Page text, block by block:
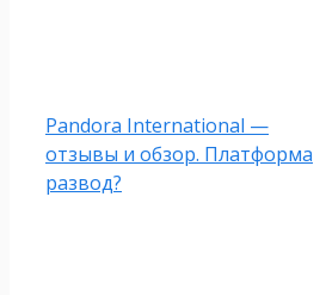
Pandora International —
отзывы и обзор. Платформа
развод?